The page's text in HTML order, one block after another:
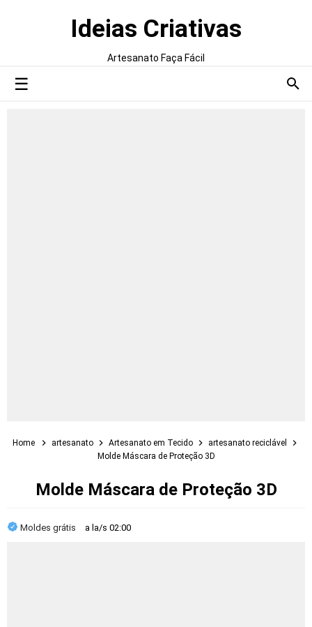
Ideias Criativas
Artesanato Faça Fácil
Home artesanato Artesanato em Tecido
artesanato reciclável
Molde Máscara de Proteção 3D
Molde Máscara de Proteção 3D
Moldes grátis a la/s 02:00